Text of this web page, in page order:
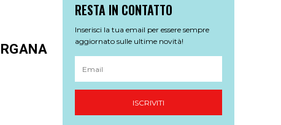
RESTA IN CONTATTO
Inserisci la tua email per essere sempre
aggiornato sulle ultime novità!
ISCRIVITI